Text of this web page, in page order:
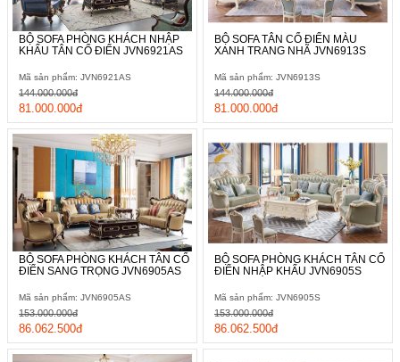
BỘ SOFA PHÒNG KHÁCH NHẬP
KHẨU TÂN CỔ ĐIỂN JVN6921AS
Mã sản phẩm: JVN6921AS
81.000.000đ
144.000.000đ
BỘ SOFA TÂN CỔ ĐIỂN MÀU
XANH TRANG NHÃ JVN6913S
Mã sản phẩm: JVN6913S
81.000.000đ
144.000.000đ
BỘ SOFA PHÒNG KHÁCH TÂN CỔ
ĐIỂN SANG TRỌNG JVN6905AS
Mã sản phẩm: JVN6905AS
86.062.500đ
153.000.000đ
BỘ SOFA PHÒNG KHÁCH TÂN CỔ
ĐIỂN NHẬP KHẨU JVN6905S
Mã sản phẩm: JVN6905S
86.062.500đ
153.000.000đ